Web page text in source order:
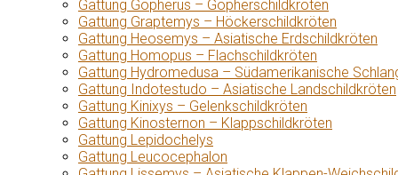
Gattung Gopherus – Gopherschildkröten
Gattung Graptemys – Höckerschildkröten
Gattung Heosemys – Asiatische Erdschildkröten
Gattung Homopus – Flachschildkröten
Gattung Hydromedusa – Südamerikanische
Gattung Indotestudo – Asiatische Landschildkröten
Gattung Kinixys – Gelenkschildkröten
Gattung Kinosternon – Klappschildkröten
Gattung Lepidochelys
Gattung Leucocephalon